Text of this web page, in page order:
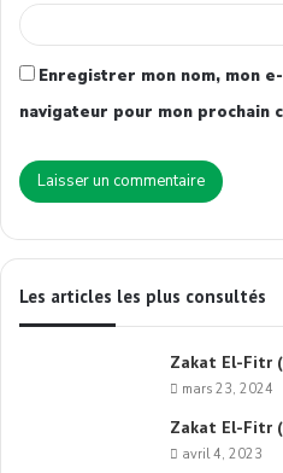
Enregistrer mon nom, mon
navigateur pour mon prochain
Les articles les plus consultés
Zakat El-Fitr
mars 23, 2024
Zakat El-Fitr
avril 4, 2023